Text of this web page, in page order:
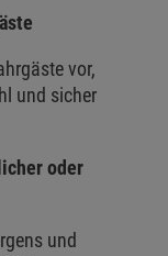
vor,
und sicher
oder
und